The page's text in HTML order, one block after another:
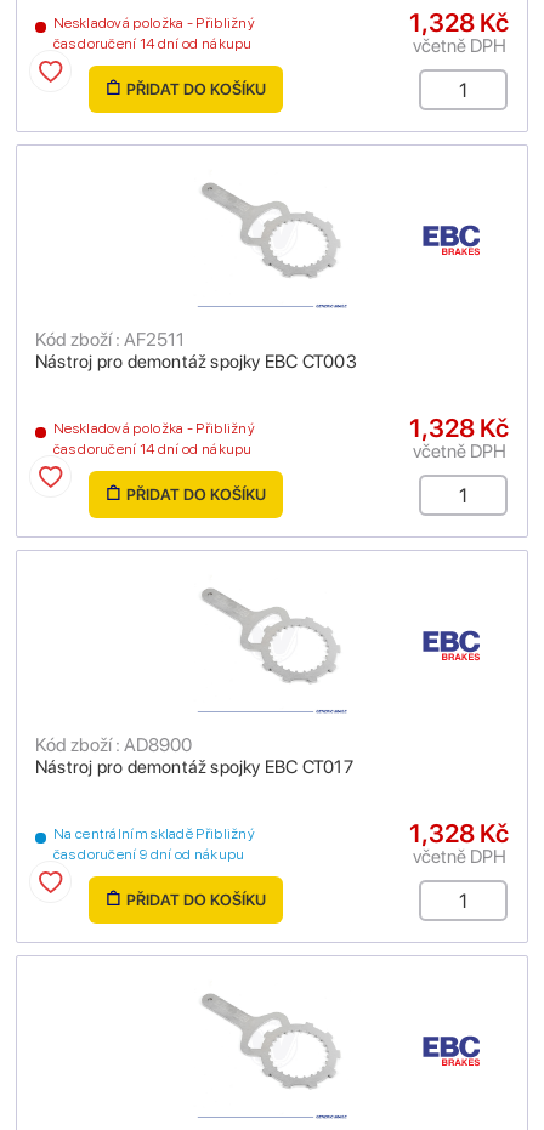
Neskladová položka - Přibližný
čas doručení 14 dní od nákupu
1,328 Kč
včetně DPH
PŘIDAT DO KOŠÍKU
Nástroj pro demontáž spojky EBC CT003
Kód zboží : AF2511
Neskladová položka - Přibližný
čas doručení 14 dní od nákupu
1,328 Kč
včetně DPH
PŘIDAT DO KOŠÍKU
Nástroj pro demontáž spojky EBC CT017
Kód zboží : AD8900
Na centrálním skladě Přibližný
čas doručení 9 dní od nákupu
1,328 Kč
včetně DPH
PŘIDAT DO KOŠÍKU